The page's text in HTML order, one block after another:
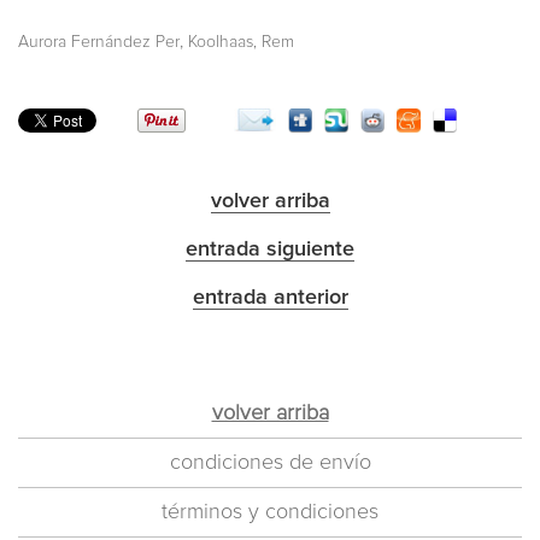
Aurora Fernández Per Koolhaas, Rem
volver arriba
entrada siguiente
entrada anterior
volver arriba
condiciones de envío
términos y condiciones